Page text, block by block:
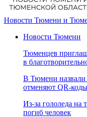
Новости Тюмени и
Новости Тюмени
Тюменцев
в
В Тюмени назвали
отменяют QR-коды
Из-за гололеда на
погиб человек